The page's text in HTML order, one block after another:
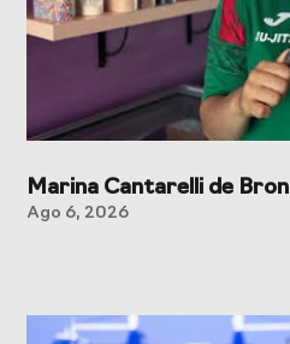
Marina Cantarelli de
Ago 6, 2026